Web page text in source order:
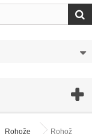
Rohože Rohož